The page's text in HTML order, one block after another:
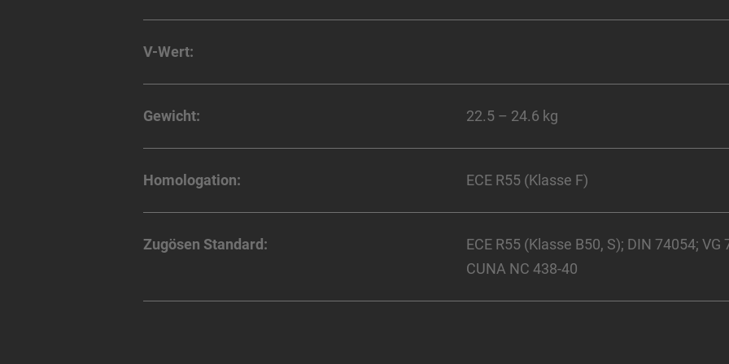
V-Wert:
Gewicht: 22.5 – 24.6 kg
Homologation: ECE R55 (Klasse F)
Zugösen Standard:
ECE R55 (Klasse B50, S); DIN 74054; VG
CUNA NC 438-40